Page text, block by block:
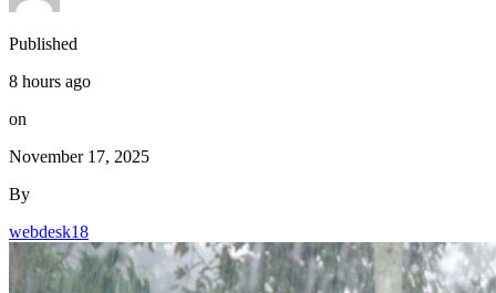
Published
8 hours ago
on
November 17, 2025
By
webdesk18